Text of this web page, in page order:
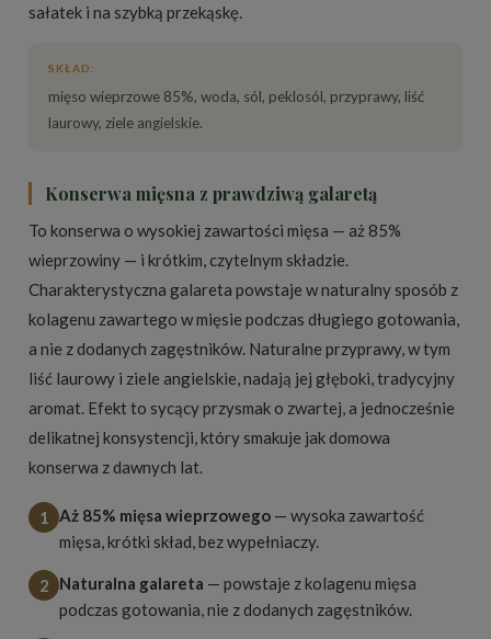
sałatek i na szybką przekąskę.
SKŁAD:
mięso wieprzowe 85%, woda, sól, peklosól, przyprawy, liść
laurowy, ziele angielskie.
Konserwa mięsna z prawdziwą galaretą
To konserwa o wysokiej zawartości mięsa — aż 85%
wieprzowiny — i krótkim, czytelnym składzie.
Charakterystyczna galareta powstaje w naturalny sposób z
kolagenu zawartego w mięsie podczas długiego gotowania,
a nie z dodanych zagęstników. Naturalne przyprawy, w tym
liść laurowy i ziele angielskie, nadają jej głęboki, tradycyjny
aromat. Efekt to sycący przysmak o zwartej, a jednocześnie
delikatnej konsystencji, który smakuje jak domowa
konserwa z dawnych lat.
1 Aż 85% mięsa wieprzowego — wysoka zawartość
mięsa, krótki skład, bez wypełniaczy.
2 Naturalna galareta — powstaje z kolagenu mięsa
podczas gotowania, nie z dodanych zagęstników.